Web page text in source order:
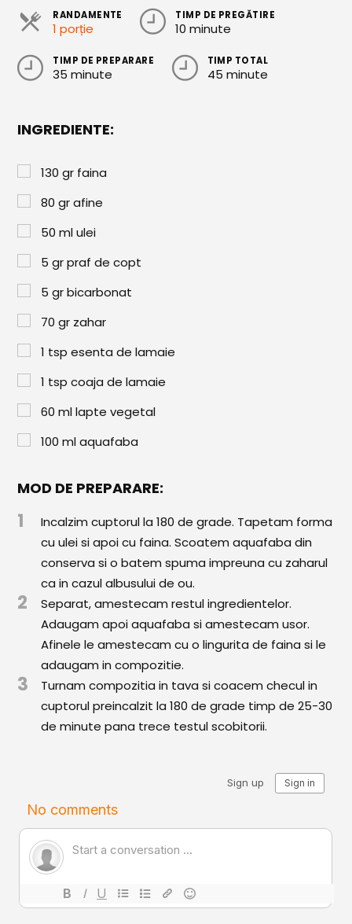
Torturi
Conserve
Dulceață / Gem
Sosuri și Condimente
Patiserie
Aluaturi Dulci
Aluaturi Sărate
Rețete cu Carne
Rețete Vegetariene
Salate
Rețete Video
Comunitatea
iCooking
Librărie
Adaugă o rețetă
Cum adăugăm o rețetă
RANDAMENTE
1 porție
TIMP DE PREGĂTIRE
10 minute
TIMP DE PREPARARE
35 minute
TIMP TOTAL
45 minute
INGREDIENTE:
130 gr faina
80 gr afine
50 ml ulei
5 gr praf de copt
5 gr bicarbonat
70 gr zahar
1 tsp esenta de lamaie
1 tsp coaja de lamaie
60 ml lapte vegetal
100 ml aquafaba
MOD DE PREPARARE:
1
Incalzim cuptorul la 180 de grade. Tapetam forma
cu ulei si apoi cu faina. Scoatem aquafaba din
conserva si o batem spuma impreuna cu zaharul
ca in cazul albusului de ou.
2
Separat, amestecam restul ingredientelor.
Adaugam apoi aquafaba si amestecam usor.
Afinele le amestecam cu o lingurita de faina si le
adaugam in compozitie.
3
Turnam compozitia in tava si coacem checul in
cuptorul preincalzit la 180 de grade timp de 25-30
de minute pana trece testul scobitorii.